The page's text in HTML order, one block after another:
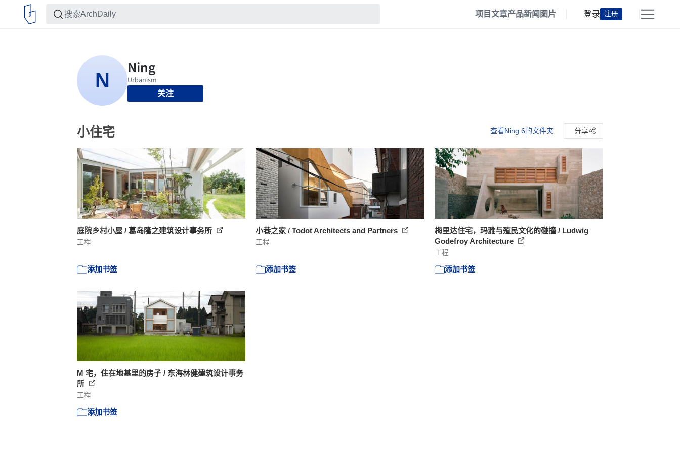
项目文章产品新闻 图片 登录 注册
关注
小住宅 查看Ning 6的文件夹 分享
庭院乡村小屋 / 葛岛隆之建筑设计事务所
工程
添加书签
小巷之家 / Todot Architects and Partners
工程
添加书签
梅里达住宅，玛雅与殖民文化的碰撞 / Ludwig
Godefroy Architecture
工程
添加书签
M 宅，住在地基里的房子 / 东海林健建筑设计事务
所
工程
添加书签